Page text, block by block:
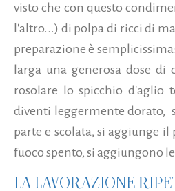
visto che con questo
l'altro...) di polpa di ricci di
preparazione è
larga una generosa dose di
rosolare lo spicchio d'aglio
diventi leggermente dorato,
parte e scolata, si aggiunge
fuoco spento, si aggiungono
LA LAVORAZIONE